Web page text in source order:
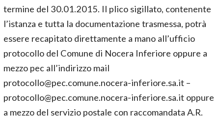
termine del 30.01.2015. Il plico sigillato, contenente
l’istanza e tutta la documentazione trasmessa, potrà
essere recapitato direttamente a mano all’ufficio
protocollo del Comune di Nocera Inferiore oppure a
mezzo pec all’indirizzo mail
protocollo@pec.comune.nocera-inferiore.sa.it –
protocollo@pec.comune.nocera-inferiore.sa.it oppure
a mezzo del servizio postale con raccomandata A.R.